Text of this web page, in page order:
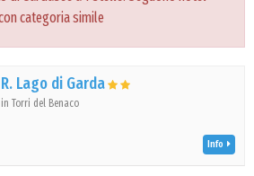
categoria simile
R. Lago di Garda
in Torri del Benaco
Info